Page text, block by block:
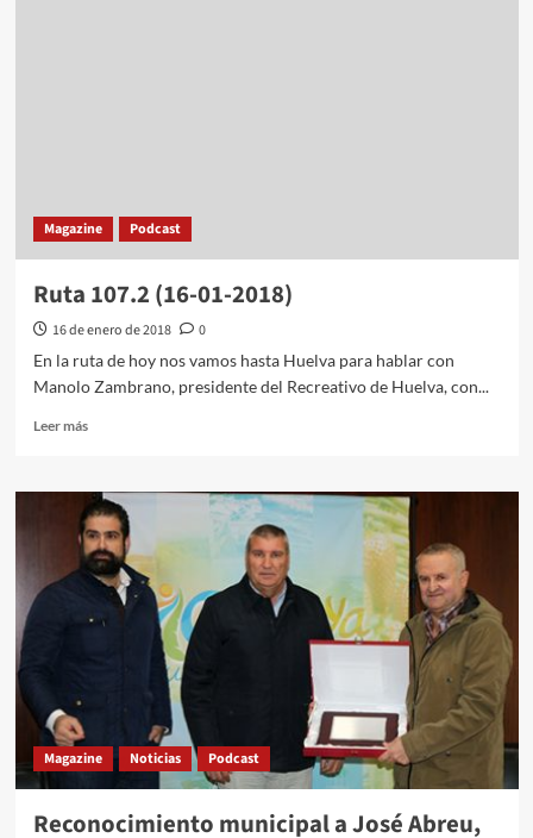
Magazine Podcast
Ruta 107.2 (16-01-2018)
16 de enero de 2018
0
En la ruta de hoy nos vamos hasta Huelva para hablar con
Manolo Zambrano, presidente del Recreativo de Huelva, con...
Leer más
Magazine Noticias Podcast
Reconocimiento municipal a José Abreu,